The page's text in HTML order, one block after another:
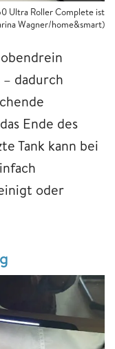
Ultra Roller Complete ist
Wagner/home&smart)
– dadurch
Ende des
Tank kann bei
oder